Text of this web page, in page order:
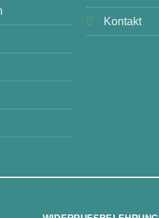
Kontakt